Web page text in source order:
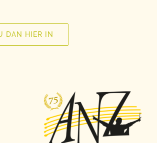
DAN HIER IN